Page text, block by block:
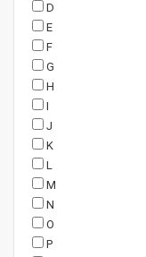
D
E
F
G
H
I
J
K
L
M
N
O
P